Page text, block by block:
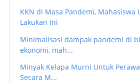
KKN di Masa Pandemi, Mahasiswa
Lakukan Ini
Minimalisasi dampak pandemi di
ekonomi, mah...
Minyak Kelapa Murni Untuk
Secara M...